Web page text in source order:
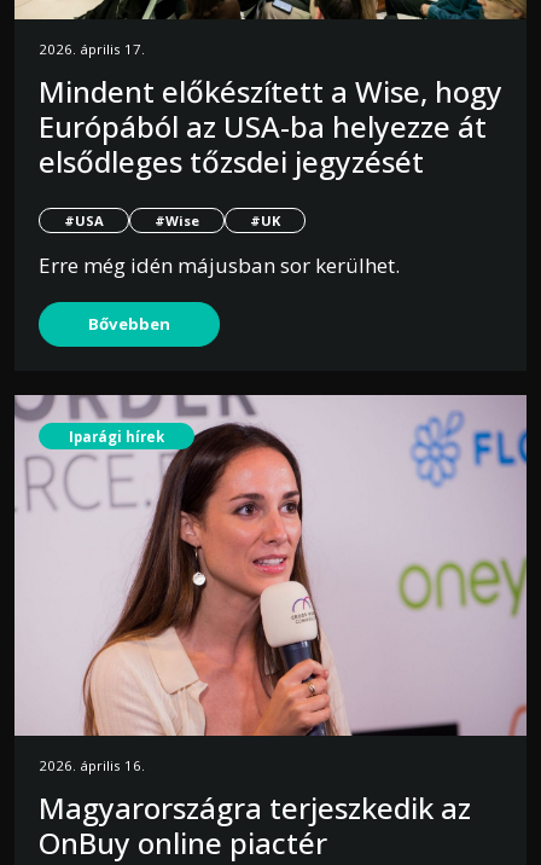
2026. április 17.
Mindent előkészített a Wise, hogy
Európából az USA-ba helyezze át
elsődleges tőzsdei jegyzését
#USA #Wise #UK
Erre még idén májusban sor kerülhet.
Bővebben
Iparági hírek
2026. április 16.
Magyarországra terjeszkedik az
OnBuy online piactér